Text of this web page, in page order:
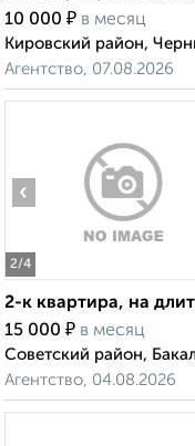
10 000 ₽ в месяц
Кировский район,
Агентство, 07.08.2026
2/4
‹
2-к квартира, на
15 000 ₽ в месяц
Советский район,
Агентство, 04.08.2026